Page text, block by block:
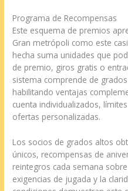
Programa de Recompensas
Este esquema de premios
Gran metrópoli como este
hecha suma unidades que
de premio, giros gratis o
sistema comprende de
habilitando ventajas
cuenta individualizados,
ofertas personalizadas.
Los socios de grados altos
únicos, recompensas de
reintegros cada semana
exigencias de jugada y la